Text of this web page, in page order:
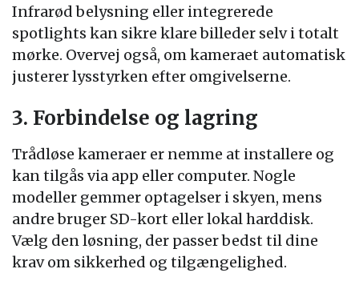
Infrarød belysning eller integrerede
spotlights kan sikre klare billeder selv i totalt
mørke. Overvej også, om kameraet automatisk
justerer lysstyrken efter omgivelserne.
3. Forbindelse og lagring
Trådløse kameraer er nemme at installere og
kan tilgås via app eller computer. Nogle
modeller gemmer optagelser i skyen, mens
andre bruger SD-kort eller lokal harddisk.
Vælg den løsning, der passer bedst til dine
krav om sikkerhed og tilgængelighed.